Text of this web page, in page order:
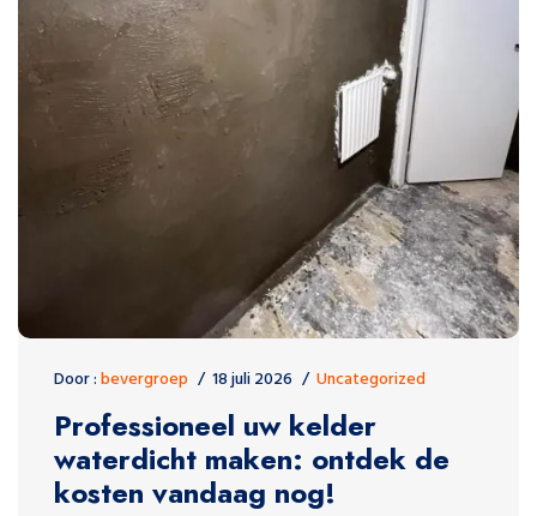
Door :bevergroep 18 juli 2026 Uncategorized
Professioneel uw kelder
waterdicht maken: ontdek de
kosten vandaag nog!